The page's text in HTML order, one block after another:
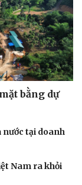
bằng dự
nước tại doanh
Nam ra khỏi